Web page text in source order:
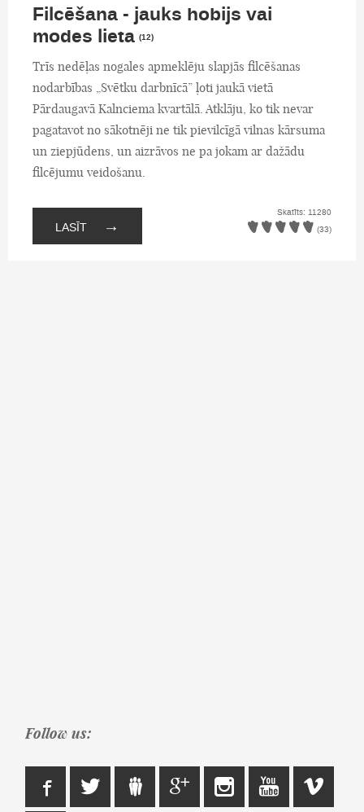
Filcēšana - jauks hobijs vai
modes lieta (12)
Trīs nedēļas nogales apmeklēju slapjās filcēšanas
nodarbības „Svētku darbnīcā” ļoti jaukā vietā
Pārdaugavā Kalnciema kvartālā. Atklāju, ko tik nevar
pagatavot no sākotnēji ne tik pievilcīgā vilnas kārsuma
un ziepjūdens, un aizrāvos ne pa jokam ar dažādu
filcējumu veidošanu.
LASĪT →
Skatīts: 11280
(33)
Follow us: